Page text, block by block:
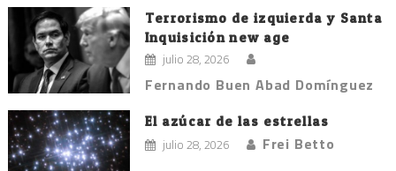
Terrorismo de izquierda y Santa
Inquisición new age
julio 28, 2026
Fernando Buen Abad Domínguez
El azúcar de las estrellas
julio 28, 2026 Frei Betto